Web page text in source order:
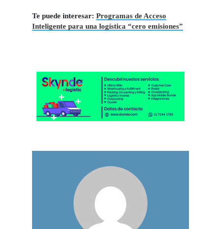
Te puede interesar: Programas de Acceso
Inteligente para una logística “cero emisiones”